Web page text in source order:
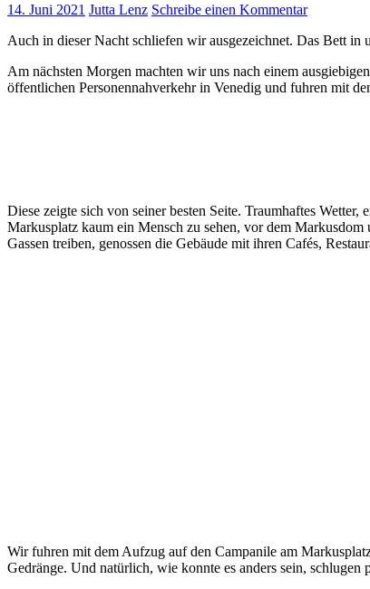
14. Juni 2021 Jutta Lenz Schreibe einen Kommentar
Auch in dieser Nacht schliefen wir ausgezeichnet. Das Bett in
Am nächsten Morgen machten wir uns nach einem
öffentlichen Personennahverkehr in Venedig und fuhren mit
Diese zeigte sich von seiner besten Seite. Traumhaftes
Markusplatz kaum ein Mensch zu sehen, vor dem
Gassen treiben, genossen die Gebäude mit ihren Cafés,
Wir fuhren mit dem Aufzug auf den Campanile am
Gedränge. Und natürlich, wie konnte es anders sein,